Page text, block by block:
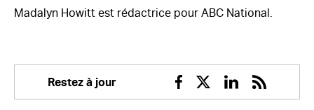
Madalyn Howitt est rédactrice pour ABC National.
Restez à jour
Facebook
TwitterLinkedin
RSS